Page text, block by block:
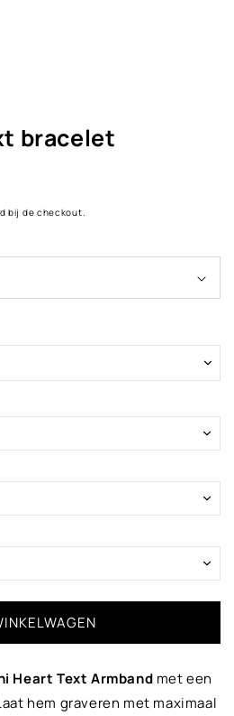
bracelet
bij de checkout.
+ €5,00
Heart Text Armband met een
hem graveren met maximaal